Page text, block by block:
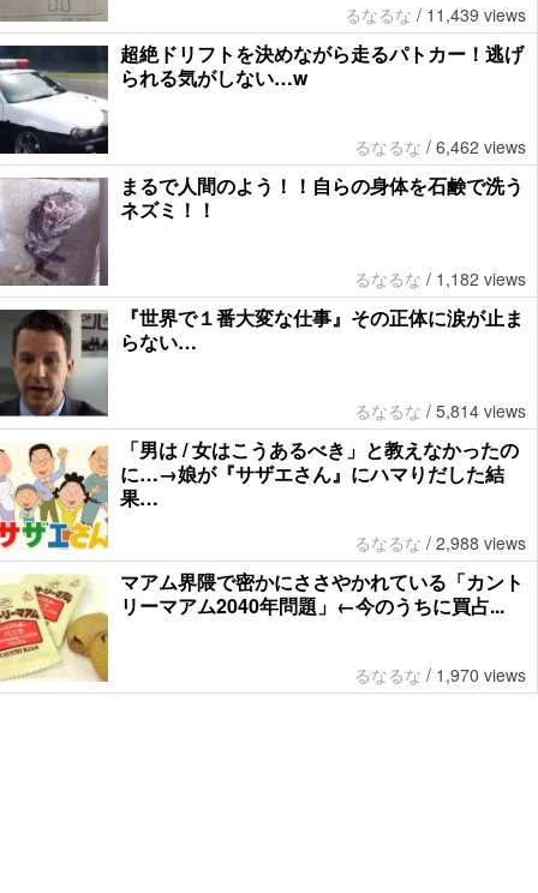
るなるな / 11,439 views
超絶ドリフトを決めながら走るパトカー！逃げ
られる気がしない…w
るなるな / 6,462 views
まるで人間のよう！！自らの身体を石鹸で洗う
ネズミ！！
るなるな / 1,182 views
『世界で１番大変な仕事』その正体に涙が止ま
らない…
るなるな / 5,814 views
「男は / 女はこうあるべき」と教えなかったの
に…→娘が『サザエさん』にハマりだした結
果…
るなるな / 2,988 views
マアム界隈で密かにささやかれている「カント
リーマアム2040年問題」←今のうちに買占...
るなるな / 1,970 views